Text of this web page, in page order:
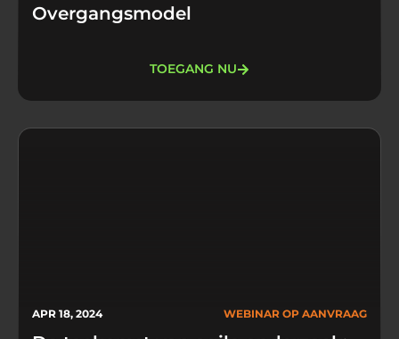
Overgangsmodel
TOEGANG NU
APR 18, 2024 WEBINAR OP AANVRAAG